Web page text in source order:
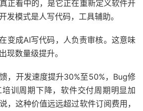
正看中的，是它正在重新定义软件开
发模式是人写代码，工具辅助。
变成AI写代码，人负责审核。这意味
现数量级提升。
，开发速度提升30%至50%，Bug修
训周期下降，软件交付周期明显加
，这种价值远远超过软件订阅费用，